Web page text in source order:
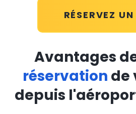
RÉSERVEZ
Avantages
réservation de
depuis